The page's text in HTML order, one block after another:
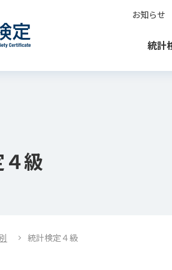
お知らせ
統計
級
統計検定４級